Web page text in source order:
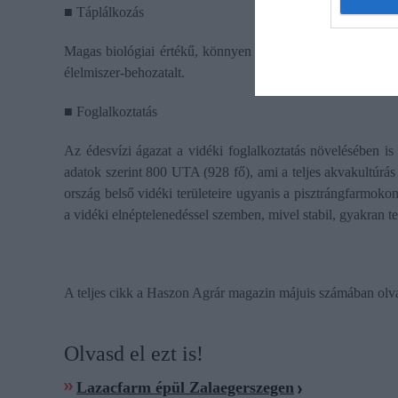
■ Táplálkozás
Magas biológiai értékű, könnyen emészthető fehérjét
élelmiszer-behozatalt.
■ Foglalkoztatás
Az édesvízi ágazat a vidéki foglalkoztatás növelésében
adatok szerint 800 UTA (928 fő), ami a teljes
ország belső vidéki területeire ugyanis a
a vidéki elnéptelenedéssel szemben, mivel stabil, gyakran
A teljes cikk a Haszon Agrár magazin májuis számában
Olvasd el ezt is!
Lazacfarm épül Zalaegerszegen